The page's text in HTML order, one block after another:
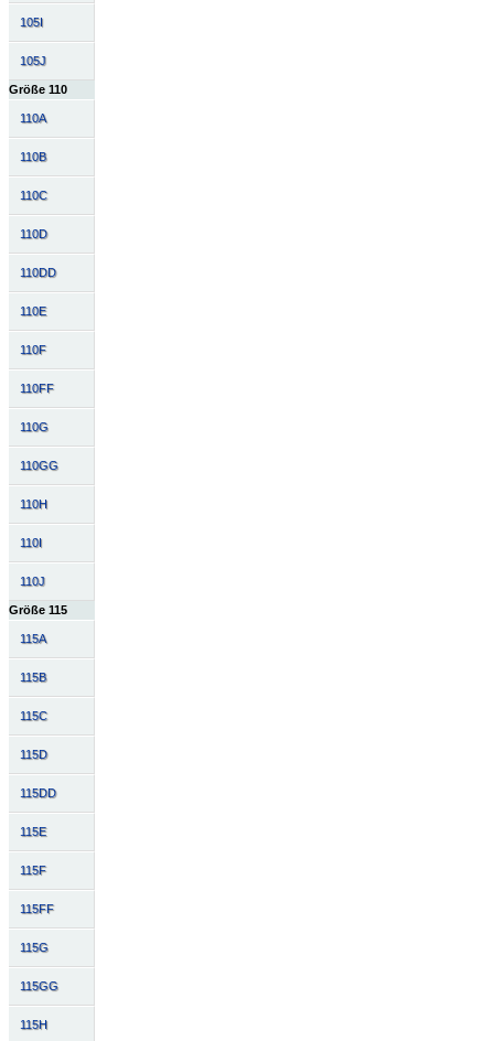
105I
105J
Größe 110
110A
110B
110C
110D
110DD
110E
110F
110FF
110G
110GG
110H
110I
110J
Größe 115
115A
115B
115C
115D
115DD
115E
115F
115FF
115G
115GG
115H